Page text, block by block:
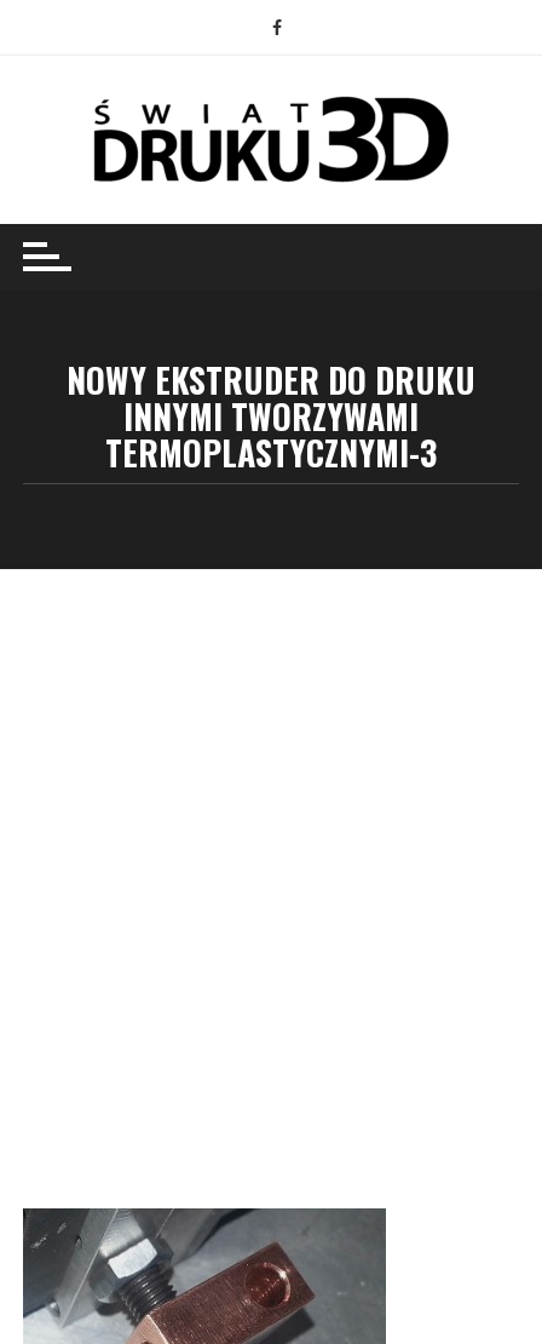
NOWY EKSTRUDER DO DRUKU
INNYMI TWORZYWAMI
TERMOPLASTYCZNYMI-3